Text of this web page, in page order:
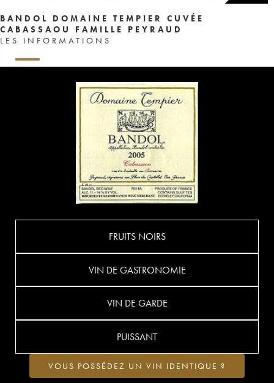
BANDOL DOMAINE TEMPIER CUVÉE
CABASSAOU FAMILLE PEYRAUD
LES INFORMATIONS
FRUITS NOIRS
VIN DE GASTRONOMIE
VIN DE GARDE
PUISSANT
VOUS POSSÉDEZ UN VIN IDENTIQUE ?